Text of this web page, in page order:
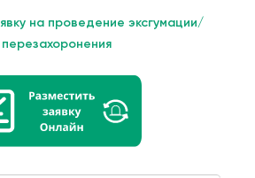
на проведение эксгумации/
перезахоронения